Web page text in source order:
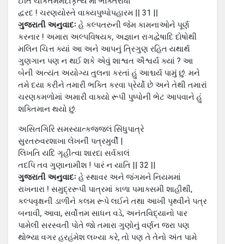
દ્વરદ ! ચરણયોસ્તે વાક્યપુષ્પોપહારમ || 31 ||
ગુજરાતી અનુવાદઃ હે કલ્પતરુની જેમ કામનાઓને પૂર્ણ
કરનાર ! અમારા અલ્પવિષયક, અજ્ઞાન રાગદ્વેષાદિ દોષોથી
મલિન ચિત્ત ક્યાં આ અને આપનું ત્રિગુણ રહિત યથાર્થ
ગુણગાન પણ ન થઈ શકે એવું શાશ્વત ઐશ્વર્ય ક્યાં ? આ
બેની અત્યંત અયોગ્ય તુલના કરતાં હું આશ્ચર્ય પામું છું. મને
તમે દયા કરીને તમારી ભક્તિ કરવા પ્રેર્યો છે અને તેથી તમારાં
ચરણકમળોમાં અમારી વાક્યો રૂપી પુષ્પોની ભેટ આપવાને હું
શક્તિમાન થયો છું.
અસિતગિરિ સમસ્યાત્કજ્જલં સિંધુપાત્રે
સુરતરુવરશાખા લેખનીં પત્રમુર્વી |
લિખતિ યદિ ગૃહીત્વા શારદા સર્વકાલં
તદપિ તવ ગુણાનામીશ ! પારં ન યાતિ || 32 ||
ગુજરાતી અનુવાદઃ હે સ્થાવર અને જંગમને નિયમમાં
રાખનારા ! સમુદ્રરૂપી પાત્રમાં કાળા પમાક્સમી શાહીથી,
કલ્પવૃક્ષની ડાળીને કલમ રૂપે લઈને તથા આખી પૃથ્વીને પત્ર
બનાવી, આવા, સર્વોત્તમ સાધન વડે, અનંતવિદ્યાનો પાર
પામેલી સરસ્વતી પોતે જો તમારા ગુણોનું વર્ણન જરા પણ
થોભ્યા વગર હરહંમેશ લખ્યા કરે, તો પણ તે તેનો અંત પામે